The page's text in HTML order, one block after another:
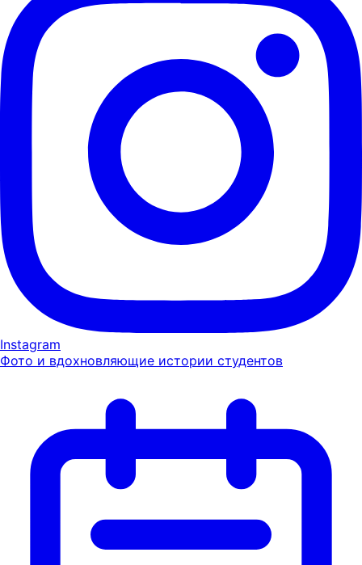
Instagram
Фото и вдохновляющие истории студентов